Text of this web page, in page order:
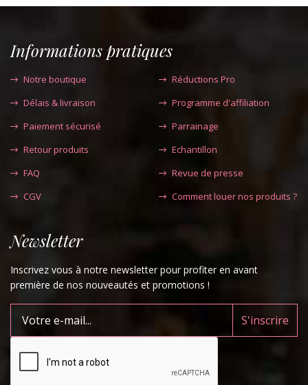
Informations pratiques
Notre boutique
Délais & livraison
Paiement sécurisé
Retour produits
FAQ
CGV
Réductions Pro
Programme d'affiliation
Parrainage
Echantillon
Revue de presse
Comment louer nos produits ?
Newsletter
Inscrivez vous à notre newsletter pour profiter en avant
première de nos nouveautés et promotions !